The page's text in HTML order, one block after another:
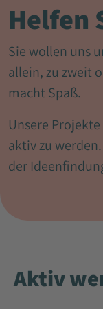
Helfen
Sie wollen uns
allein, zu zweit
macht Spaß.
Unsere
aktiv zu
der
Aktiv